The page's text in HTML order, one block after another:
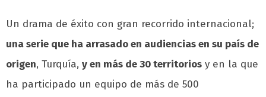
Un drama de éxito con gran recorrido internacional;
una serie que ha arrasado en audiencias en su país de
origen, Turquía, y en más de 30 territorios y en la que
ha participado un equipo de más de 500